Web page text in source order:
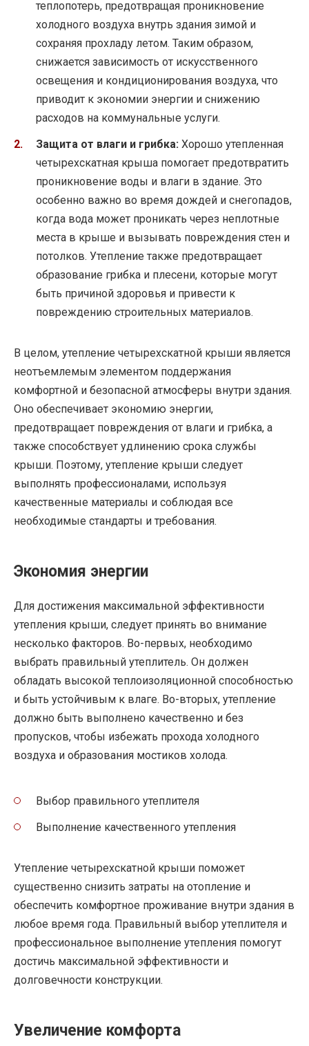
теплопотерь, предотвращая проникновение
холодного воздуха внутрь здания зимой и
сохраняя прохладу летом. Таким образом,
снижается зависимость от искусственного
освещения и кондиционирования воздуха, что
приводит к экономии энергии и снижению
расходов на коммунальные услуги.
Защита от влаги и грибка: Хорошо утепленная
четырехскатная крыша помогает предотвратить
проникновение воды и влаги в здание. Это
особенно важно во время дождей и снегопадов,
когда вода может проникать через неплотные
места в крыше и вызывать повреждения стен и
потолков. Утепление также предотвращает
образование грибка и плесени, которые могут
быть причиной здоровья и привести к
повреждению строительных материалов.
В целом, утепление четырехскатной крыши является
неотъемлемым элементом поддержания
комфортной и безопасной атмосферы внутри здания.
Оно обеспечивает экономию энергии,
предотвращает повреждения от влаги и грибка, а
также способствует удлинению срока службы
крыши. Поэтому, утепление крыши следует
выполнять профессионалами, используя
качественные материалы и соблюдая все
необходимые стандарты и требования.
Экономия энергии
Для достижения максимальной эффективности
утепления крыши, следует принять во внимание
несколько факторов. Во-первых, необходимо
выбрать правильный утеплитель. Он должен
обладать высокой теплоизоляционной способностью
и быть устойчивым к влаге. Во-вторых, утепление
должно быть выполнено качественно и без
пропусков, чтобы избежать прохода холодного
воздуха и образования мостиков холода.
Выбор правильного утеплителя
Выполнение качественного утепления
Утепление четырехскатной крыши поможет
существенно снизить затраты на отопление и
обеспечить комфортное проживание внутри здания в
любое время года. Правильный выбор утеплителя и
профессиональное выполнение утепления помогут
достичь максимальной эффективности и
долговечности конструкции.
Увеличение комфорта